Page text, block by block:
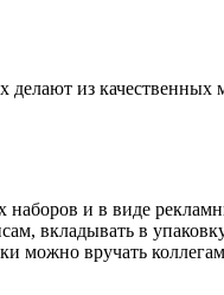
из качественных
и в виде
вкладывать в
можно вручать